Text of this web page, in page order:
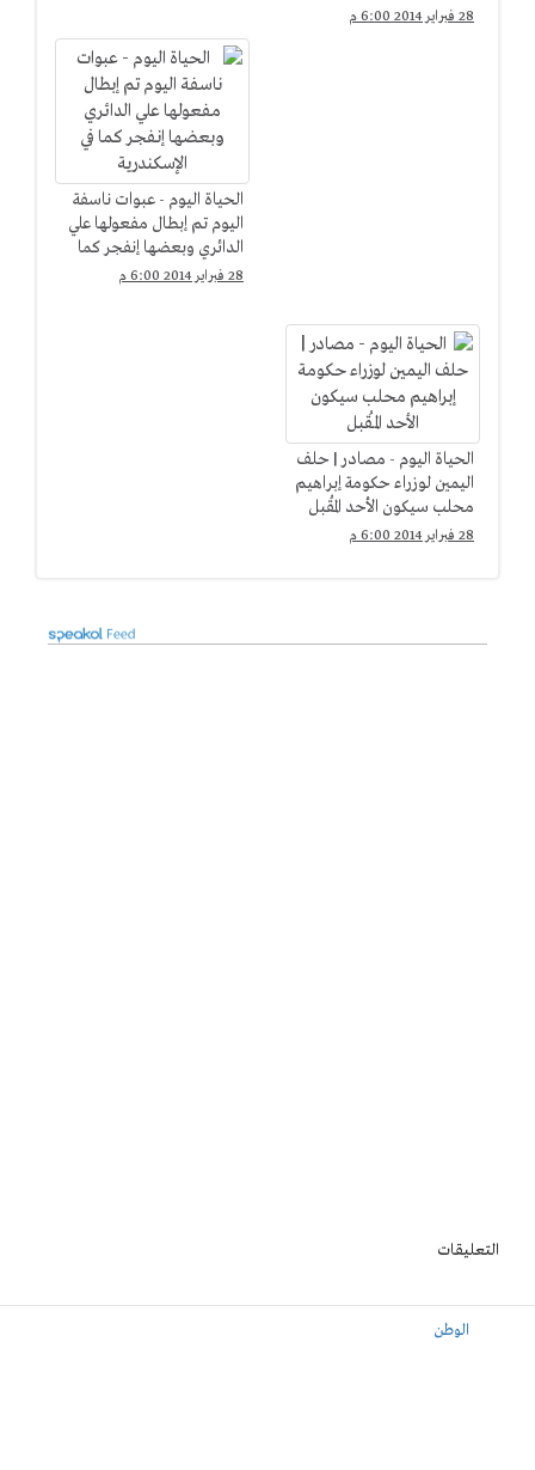
وإلتقائهما لبعضهما البعض
28 فبراير 2014 6:00 م
الحياة اليوم - عبوات ناسفة
اليوم تم إبطال مفعولها علي
الدائري وبعضها إنفجر كما
في الإسكندرية
28 فبراير 2014 6:00 م
الحياة اليوم - مصادر | حلف
اليمين لوزراء حكومة إبراهيم
محلب سيكون الأحد المُقبل
28 فبراير 2014 6:00 م
التعليقات
الوطن